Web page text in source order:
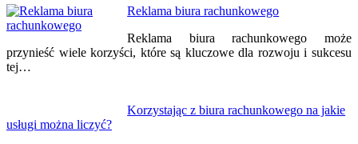
Reklama biura rachunkowego
Reklama biura rachunkowego może
przynieść wiele korzyści, które są kluczowe dla rozwoju i sukcesu
tej…
Korzystając z biura rachunkowego na jakie
usługi można liczyć?
Nawigacja
wpisu